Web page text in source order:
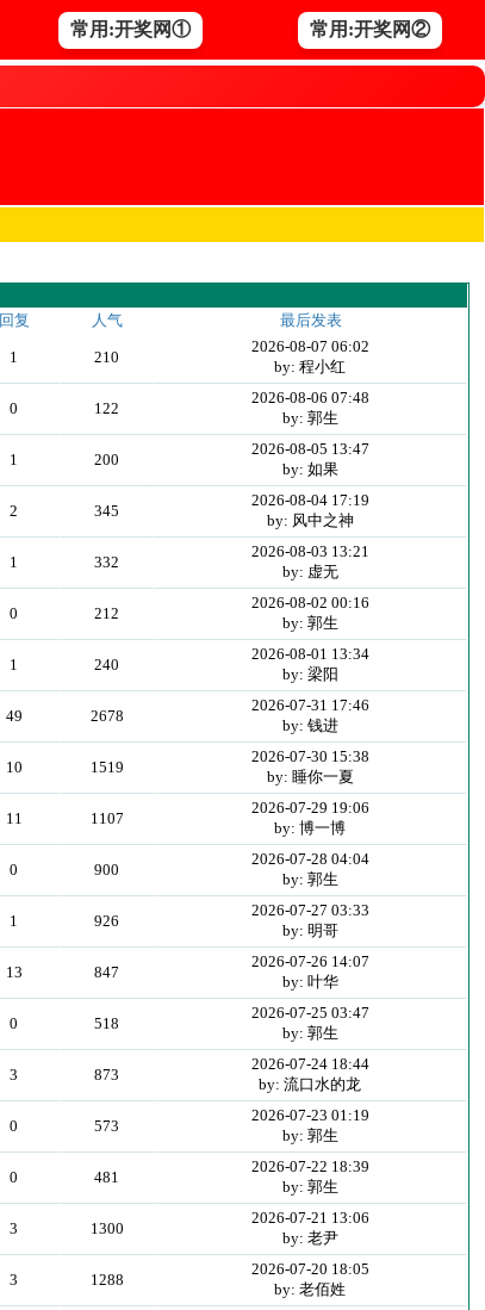
常用:开奖网① 常用:开奖网②
回复 人气 最后发表
1 210
2026-08-07 06:02
by: 程小红
0 122
2026-08-06 07:48
by: 郭生
1 200
2026-08-05 13:47
by: 如果
2 345
2026-08-04 17:19
by: 风中之神
1 332
2026-08-03 13:21
by: 虚无
0 212
2026-08-02 00:16
by: 郭生
1 240
2026-08-01 13:34
by: 梁阳
49 2678
2026-07-31 17:46
by: 钱进
10 1519
2026-07-30 15:38
by: 睡你一夏
11 1107
2026-07-29 19:06
by: 博一博
0 900
2026-07-28 04:04
by: 郭生
1 926
2026-07-27 03:33
by: 明哥
13 847
2026-07-26 14:07
by: 叶华
0 518
2026-07-25 03:47
by: 郭生
3 873
2026-07-24 18:44
by: 流口水的龙
0 573
2026-07-23 01:19
by: 郭生
0 481
2026-07-22 18:39
by: 郭生
3 1300
2026-07-21 13:06
by: 老尹
3 1288
2026-07-20 18:05
by: 老佰姓